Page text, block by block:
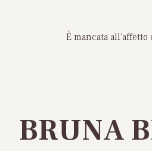
È mancata
BRUNA